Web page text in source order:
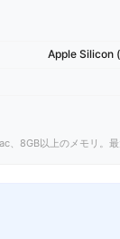
Apple Silicon
、8GB以上のメモリ。最